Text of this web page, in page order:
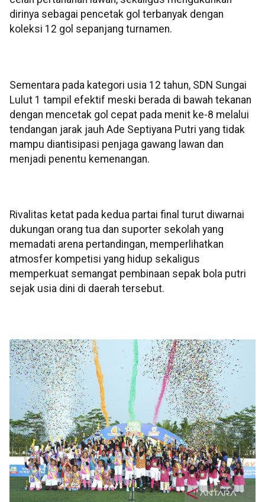
dirinya sebagai pencetak gol terbanyak dengan
koleksi 12 gol sepanjang turnamen.
Sementara pada kategori usia 12 tahun, SDN Sungai
Lulut 1 tampil efektif meski berada di bawah tekanan
dengan mencetak gol cepat pada menit ke-8 melalui
tendangan jarak jauh Ade Septiyana Putri yang tidak
mampu diantisipasi penjaga gawang lawan dan
menjadi penentu kemenangan.
Rivalitas ketat pada kedua partai final turut diwarnai
dukungan orang tua dan suporter sekolah yang
memadati arena pertandingan, memperlihatkan
atmosfer kompetisi yang hidup sekaligus
memperkuat semangat pembinaan sepak bola putri
sejak usia dini di daerah tersebut.